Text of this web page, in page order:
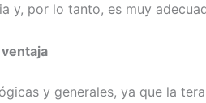
y, por lo tanto, es muy
y generales, ya que la